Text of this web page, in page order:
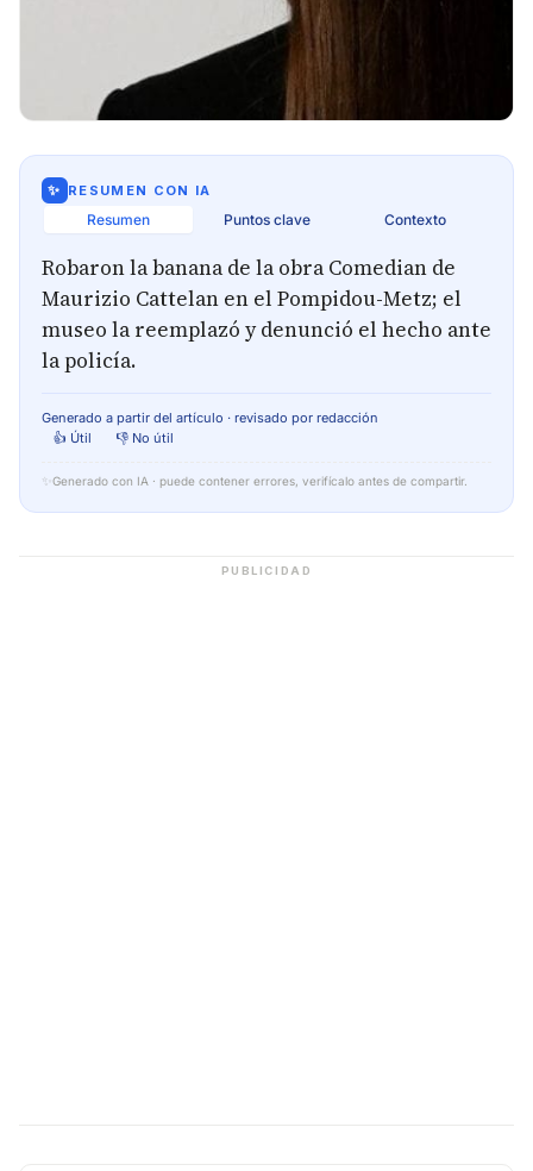
✨ RESUMEN CON IA
Resumen Puntos clave Contexto
Robaron la banana de la obra Comedian de
Maurizio Cattelan en el Pompidou-Metz; el
museo la reemplazó y denunció el hecho ante
la policía.
Generado a partir del artículo · revisado por redacción
👍 Útil
👎 No útil
✨ Generado con IA · puede contener errores, verifícalo antes de compartir.
PUBLICIDAD